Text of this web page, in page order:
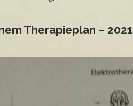
Therapieplan – 2021